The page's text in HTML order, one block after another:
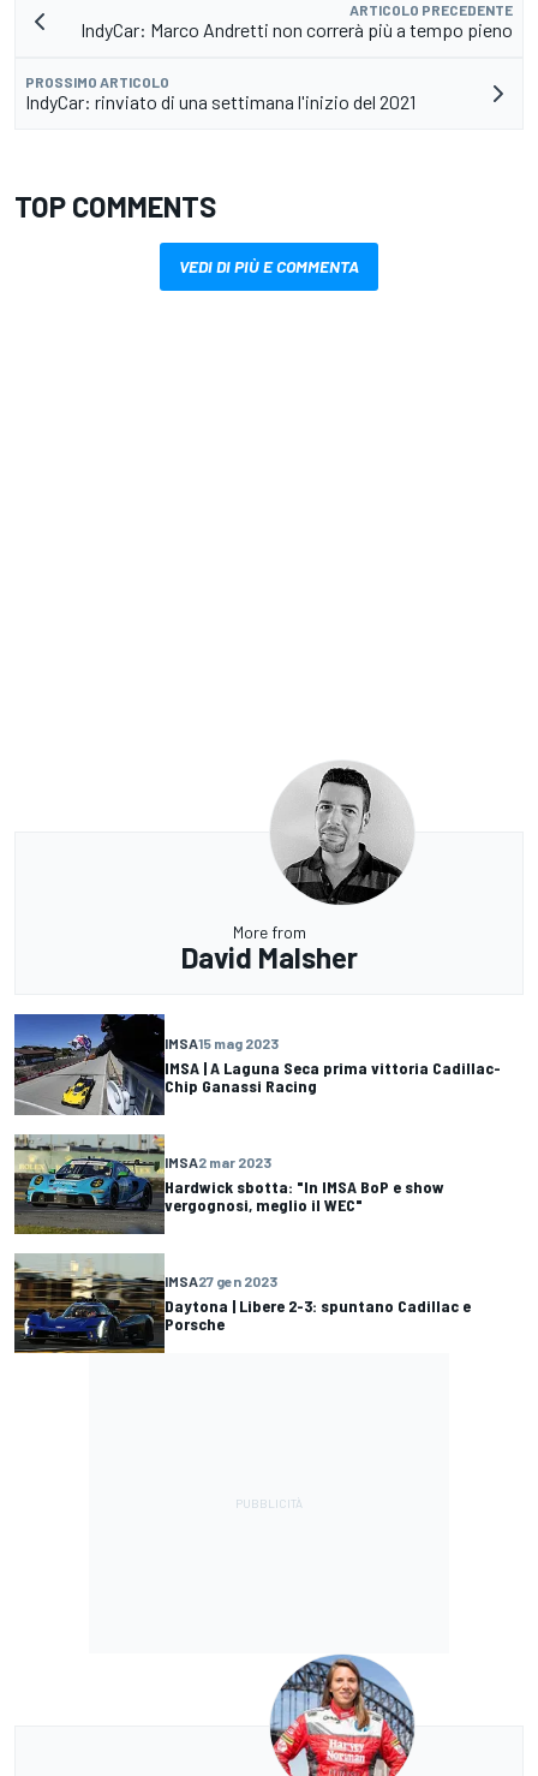
ARTICOLO PRECEDENTE
IndyCar: Marco Andretti non correrà più a tempo pieno
PROSSIMO ARTICOLO
IndyCar: rinviato di una settimana l'inizio del 2021
TOP COMMENTS
VEDI DI PIÙ E COMMENTA
More from
David Malsher
IMSA15 mag 2023
IMSA | A Laguna Seca prima vittoria Cadillac-
Chip Ganassi Racing
IMSA2 mar 2023
Hardwick sbotta: "In IMSA BoP e show
vergognosi, meglio il WEC"
IMSA27 gen 2023
Daytona | Libere 2-3: spuntano Cadillac e
Porsche